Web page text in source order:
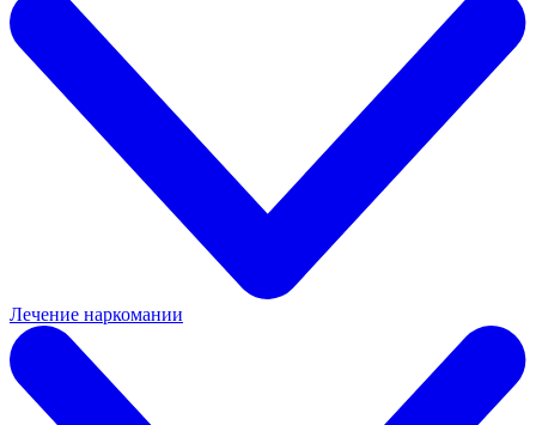
Лечение наркомании